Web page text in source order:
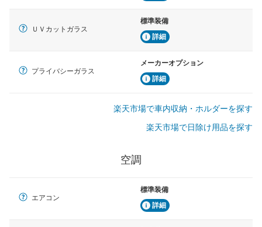
ＵＶカットガラス
標準装備
詳細
プライバシーガラス
メーカーオプション
詳細
楽天市場で車内収納・ホルダーを探す
楽天市場で日除け用品を探す
空調
エアコン
標準装備
詳細